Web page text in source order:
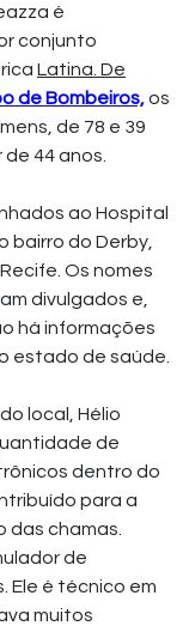
é
conjunto
Latina. De
de Bombeiros, os
de 78 e 39
44 anos.
bairro do Derby,
Os nomes
divulgados e,
há informações
estado de saúde.
local, Hélio
de
dentro do
para a
chamas.
de
Ele é técnico em
muitos